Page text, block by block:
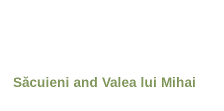
Săcuieni and Valea lui Mihai